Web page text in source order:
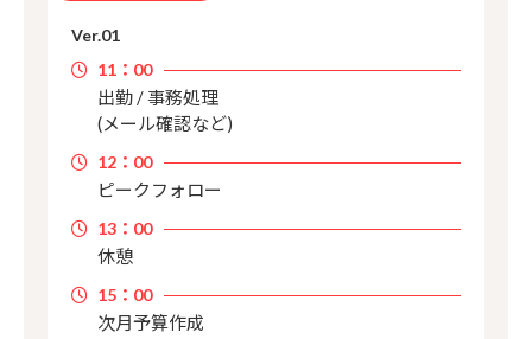
11：00
出勤 / 事務処理
(メール確認など)
12：00
ピークフォロー
13：00
休憩
15：00
次月予算作成